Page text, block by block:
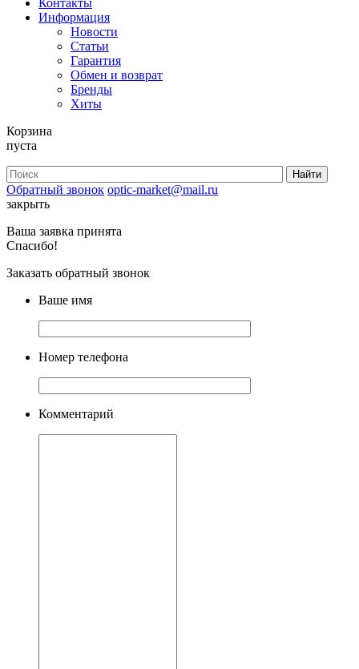
Контакты
Информация
Новости
Статьи
Гарантия
Обмен и возврат
Бренды
Хиты
Корзина
пуста
Обратный звонок optic-market@mail.ru
закрыть
Ваша заявка принята
Спасибо!
Заказать обратный звонок
Ваше имя
Номер телефона
Комментарий